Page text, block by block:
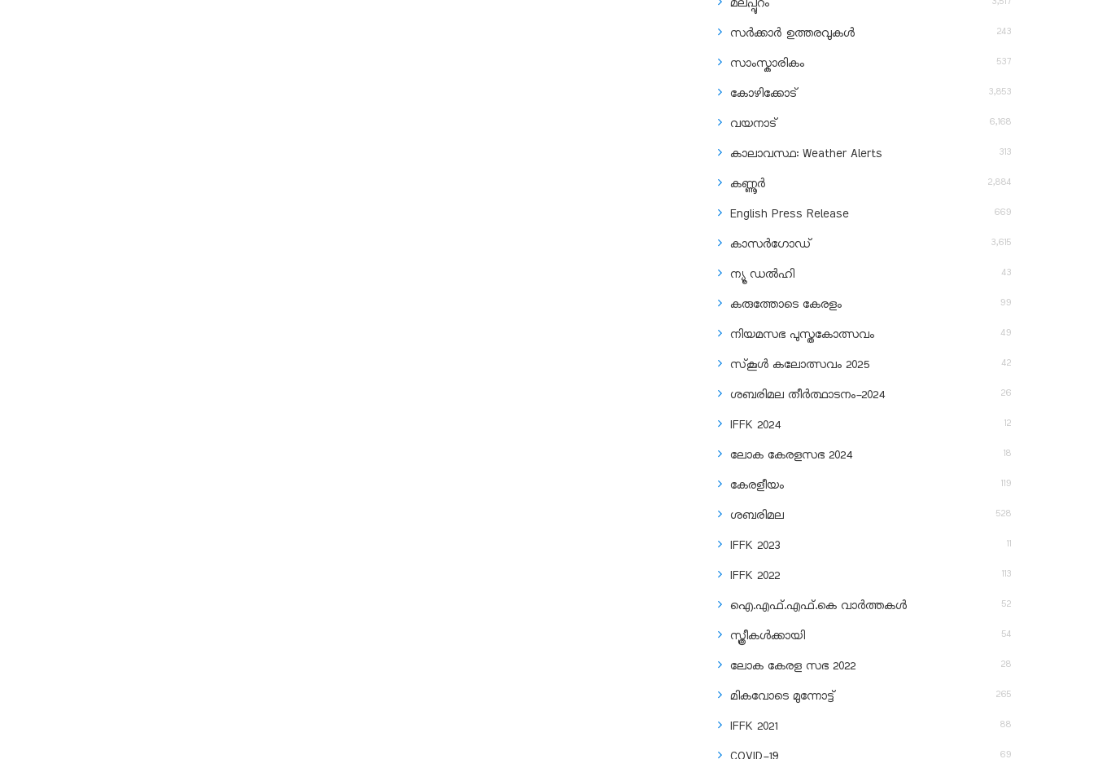
സർക്കാർ ഉത്തരവുകൾ 243
സാംസ്കാരികം 537
കോഴിക്കോട് 3,853
വയനാട് 6,168
കാലാവസ്ഥ: Weather Alerts 313
കണ്ണൂർ 2,884
English Press Release 669
കാസർഗോഡ് 3,615
ന്യൂ ഡൽഹി 43
കരുത്തോടെ കേരളം 99
നിയമസഭ പുസ്തകോത്സവം 49
സ്‌കൂൾ കലോത്സവം 2025 42
ശബരിമല തീര്‍ത്ഥാടനം-2024 26
IFFK 2024 12
ലോക കേരളസഭ 2024 18
കേരളീയം 119
ശബരിമല 528
IFFK 2023 11
IFFK 2022 113
ഐ.എഫ്.എഫ്.കെ വാർത്തകൾ 52
സ്ത്രീകൾക്കായി 54
ലോക കേരള സഭ 2022 28
മികവോടെ മുന്നോട്ട് 265
IFFK 2021 88
69